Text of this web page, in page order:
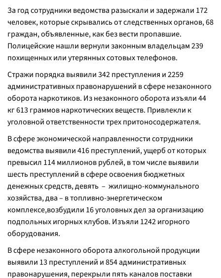
За год сотрудники ведомства разыскали и задержали 172
человек, которые скрывались от следственных органов, 68
граждан, объявленные, как без вести пропавшие.
Полицейские нашли вернули законным владельцам 239
похищенных или утерянных сотовых телефонов.
Стражи порядка выявили 342 преступления и 2259
административных правонарушений в сфере незаконного
оборота наркотиков. Из незаконного оборота изъяли 44
кг 613 граммов наркотических веществ. Привлекли к
уголовной ответственности трех притоносодержателя.
В сфере экономической направленности сотрудники
ведомства выявили 416 преступлений, ущерб от которых
превысил 114 миллионов рублей, в том числе выявили
шесть преступлений в сфере освоения бюджетных
денежных средств, девять – жилищно-коммунального
хозяйства, два – в топливно-энергетическом
комплексе,возбудили 16 уголовных дел за организацию
подпольных игорных клубов. Изъяли 1242 игорного
оборудования.
В сфере незаконного оборота алкогольной продукции
выявили 13 преступлений и 854 административных
правонарушения, перекрыли пять каналов поставки